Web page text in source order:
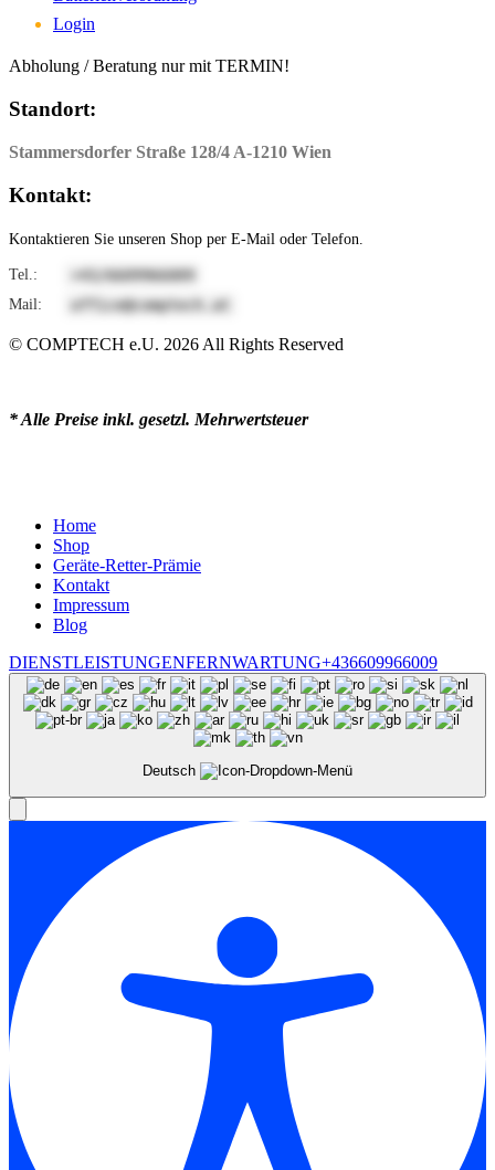
Login
Abholung / Beratung nur mit TERMIN!
Standort:
Stammersdorfer Straße 128/4 A-1210 Wien
Kontakt:
Kontaktieren Sie unseren Shop per E-Mail oder Telefon.
Tel.: 9006699066/34+
Mail: ta.hcetpmoc@eciffo
© COMPTECH e.U. 2026 All Rights Reserved
* Alle Preise inkl. gesetzl. Mehrwertsteuer
Home
Shop
Geräte-Retter-Prämie
Kontakt
Impressum
Blog
DIENSTLEISTUNGENFERNWARTUNG+436609966009
Deutsch